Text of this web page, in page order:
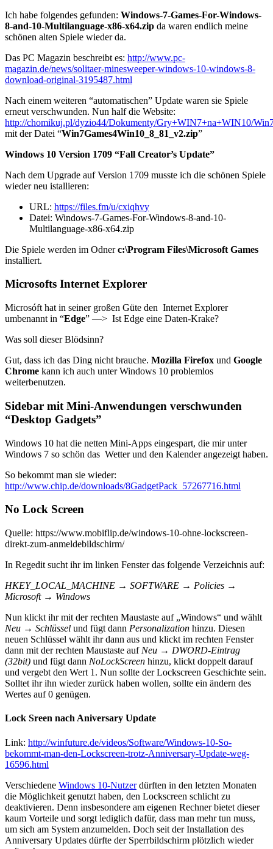
Ich habe folgendes gefunden: Windows-7-Games-For-Windows-
8-and-10-Multilanguage-x86-x64.zip da waren endlich meine
schönen alten Spiele wieder da.
Das PC Magazin beschreibt es: http://www.pc-
magazin.de/news/solitaer-minesweeper-windows-10-windows-8-
download-original-3195487.html
Nach einem weiteren “automatischen” Update waren sie Spiele
erneut verschwunden. Nun half die Website:
http://chomikuj.pl/dyzio44/Dokumenty/Gry+WIN7+na+WIN10/
mit der Datei “Win7Games4Win10_8_81_v2.zip”
Windows 10 Version 1709 “Fall Creator’s Update”
Nach dem Upgrade auf Version 1709 musste ich die schönen Spiele
wieder neu istallieren:
URL: https://files.fm/u/cxiqhvy
Datei: Windows-7-Games-For-Windows-8-and-10-
Multilanguage-x86-x64.zip
Die Spiele werden im Odnerc:\Program Files\Microsoft Games
installiert.
Microsofts Internet Explorer
Microsóft hat in seiner großen Güte den Internet Explorer
umbenannt in “Edge” —> Ist Edge eine Daten-Krake?
Was soll dieser Blödsinn?
Gut, dass ich das Ding nicht brauche. Mozilla Firefox und Google
Chrome kann ich auch unter Windows 10 problemlos
weiterbenutzen.
Sidebar mit Mini-Anwendungen verschwunden
“Desktop Gadgets”
Windows 10 hat die netten Mini-Apps eingespart, die mir unter
Windows 7 so schön das Wetter und den Kalender angezeigt haben.
So bekommt man sie wieder:
http://www.chip.de/downloads/8GadgetPack_57267716.html
No Lock Screen
Quelle: https://www.mobiflip.de/windows-10-ohne-lockscreen-
direkt-zum-anmeldebildschirm/
In Regedit sucht ihr im linken Fenster das folgende Verzeichnis auf:
HKEY_LOCAL_MACHINE → SOFTWARE → Policies →
Microsoft → Windows
Nun klickt ihr mit der rechten Maustaste auf „Windows“ und wählt
Neu → Schlüssel und fügt dann Personalization hinzu. Diesen
neuen Schlüssel wählt ihr dann aus und klickt im rechten Fenster
dann mit der rechten Maustaste auf Neu → DWORD-Eintrag
(32bit) und fügt dann NoLockScreen hinzu, klickt doppelt darauf
und vergebt den Wert 1. Nun sollte der Lockscreen Geschichte sein.
Solltet ihr ihn wieder zurück haben wollen, sollte ein ändern des
Wertes auf 0 genügen.
Lock Sreen nach Aniversary Update
Link: http://winfuture.de/videos/Software/Windows-10-So-
bekommt-man-den-Lockscreen-trotz-Anniversary-Update-weg-
16596.html
Verschiedene Windows 10-Nutzerdürften in den letzten Monaten
die Möglichkeit genutzt haben, den Lockscreen schlicht zu
deaktivieren. Denn insbesondere am eigenen Rechner bietet dieser
kaum Vorteile und sorgt lediglich dafür, dass man mehr tun muss,
um sich am System anzumelden. Doch seit der Installation des
Anniversary Updates dürfte der Sperrbildschirm plötzlich wieder